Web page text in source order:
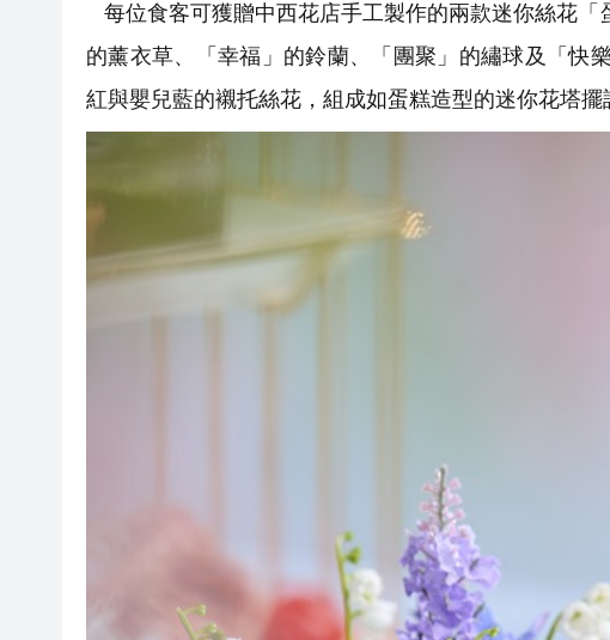
每位食客可獲贈中西花店手工製作的兩款迷你絲花「
的薰衣草、「幸福」的鈴蘭、「團聚」的繡球及「快
紅與嬰兒藍的襯托絲花，組成如蛋糕造型的迷你花塔擺